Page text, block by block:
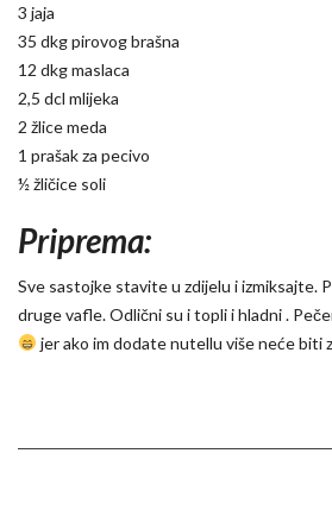
3 jaja
35 dkg pirovog brašna
12 dkg maslaca
2,5 dcl mlijeka
2 žlice meda
1 prašak za pecivo
½ žličice soli
Priprema:
Sve sastojke stavite u zdijelu i izmiksajte.
druge vafle. Odlični su i topli i hladni .
jer ako im dodate nutellu više neće biti